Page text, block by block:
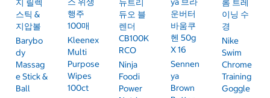
지 릴렉
스틱 &
지압볼
Barybo
Dy
Massag
E Stick &
Ball
행주
100매
Kleenex
Multi
Purpose
Wipes
100ct
뉴트리
듀오 블
렌더
CB100K
RCO
Ninja
Foodi
Power
운버터
바움쿠
헨 50g
X 16
Sennen
Ya
Brown
롬 트레
이닝 수
경
Nike
Swim
Chrome
Training
Goggle